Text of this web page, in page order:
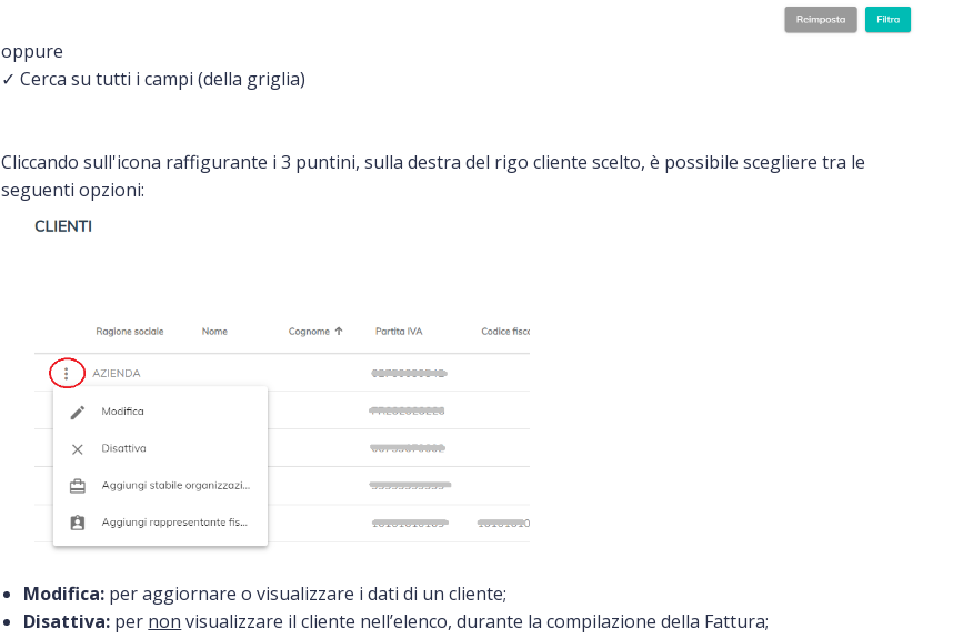
oppure
✓ Cerca su tutti i campi (della griglia)
Cliccando sull'icona raffigurante i 3 puntini, sulla destra del rigo cliente scelto, è possibile scegliere tra le
seguenti opzioni:
Modifica: per aggiornare o visualizzare i dati di un cliente;
Disattiva: per non visualizzare il cliente nell’elenco, durante la compilazione della Fattura;